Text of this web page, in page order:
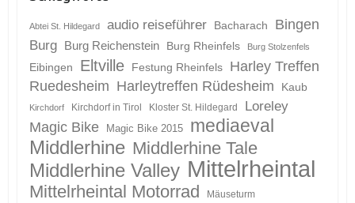
Abtei St. Hildegard audio reiseführer Bacharach
Bingen
Burg
Burg Reichenstein Burg Rheinfels Burg Stolzenfels
Eibingen Eltville Festung Rheinfels
Harley Treffen
Ruedesheim Harleytreffen Rüdesheim Kaub
Kirchdorf Kirchdorf in Tirol Kloster St. Hildegard Loreley
Magic Bike Magic Bike 2015 mediaeval
Middlerhine Middlerhine Tale
Middlerhine Valley Mittelrheintal
Mittelrheintal Motorrad Mäuseturm